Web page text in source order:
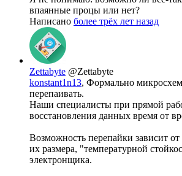
впаянные процы или нет?
Написано более трёх лет назад
Zettabyte @Zettabyte
konstant1n13, Формально
перепаивать.
Наши специалисты при прямой
восстановления данных время от
Возможность перепайки зависит
их размера, "температурной
электронщика.